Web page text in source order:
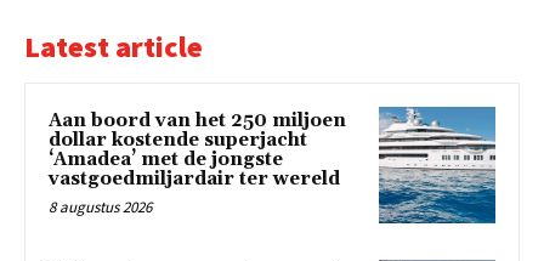
Latest article
Aan boord van het 250 miljoen
dollar kostende superjacht
‘Amadea’ met de jongste
vastgoedmiljardair ter wereld
8 augustus 2026